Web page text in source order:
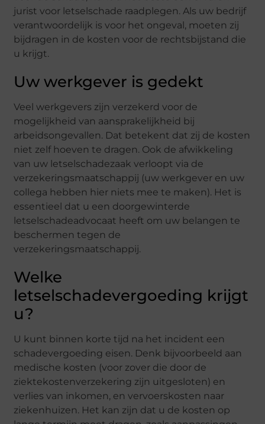
jurist voor letselschade raadplegen. Als uw bedrijf
verantwoordelijk is voor het ongeval, moeten zij
bijdragen in de kosten voor de rechtsbijstand die
u krijgt.
Uw werkgever is gedekt
Veel werkgevers zijn verzekerd voor de
mogelijkheid van aansprakelijkheid bij
arbeidsongevallen. Dat betekent dat zij de kosten
niet zelf hoeven te dragen. Ook de afwikkeling
van uw letselschadezaak verloopt via de
verzekeringsmaatschappij (uw werkgever en uw
collega hebben hier niets mee te maken). Het is
essentieel dat u een doorgewinterde
letselschadeadvocaat heeft om uw belangen te
beschermen tegen de
verzekeringsmaatschappij.
Welke
letselschadevergoeding krijgt
u?
U kunt binnen korte tijd na het incident een
schadevergoeding eisen. Denk bijvoorbeeld aan
medische kosten (voor zover die door de
ziektekostenverzekering zijn uitgesloten) en
verlies van inkomen, en vervoerskosten naar
ziekenhuizen. Het kan zijn dat u de kosten op